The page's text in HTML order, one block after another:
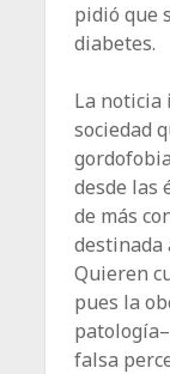
pidió que
diabetes.
La noticia
sociedad
desde las
de más
destinada
Quieren
pues la
falsa